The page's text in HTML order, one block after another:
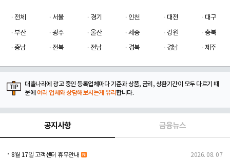
전체 서울 경기 인천 대전
대구
부산
광주 울산 세종 강원
충북
충남
전북 전남 경북 경남 제주
대출나라에 광고 중인 등록업체마다 기준과 상품, 금리, 상환기간이 모두 다르기 때
문에 여러 업체와 상담해보시는게 유리합니다.
공지사항 금융뉴스
8월 17일 고객센터 휴무안내 2026. 08. 07